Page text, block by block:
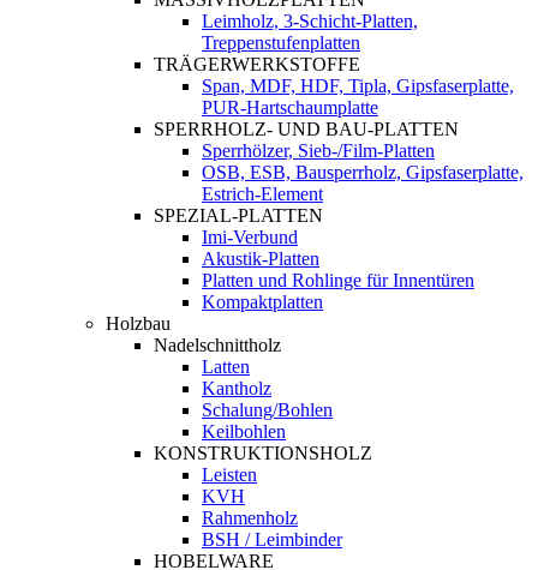
Leimholz, 3-Schicht-Platten,
Treppenstufenplatten
TRÄGERWERKSTOFFE
Span, MDF, HDF, Tipla, Gipsfaserplatte,
PUR-Hartschaumplatte
SPERRHOLZ- UND BAU-PLATTEN
Sperrhölzer, Sieb-/Film-Platten
OSB, ESB, Bausperrholz, Gipsfaserplatte,
Estrich-Element
SPEZIAL-PLATTEN
Imi-Verbund
Akustik-Platten
Platten und Rohlinge für Innentüren
Kompaktplatten
Holzbau
Nadelschnittholz
Latten
Kantholz
Schalung/Bohlen
Keilbohlen
KONSTRUKTIONSHOLZ
Leisten
KVH
Rahmenholz
BSH / Leimbinder
HOBELWARE